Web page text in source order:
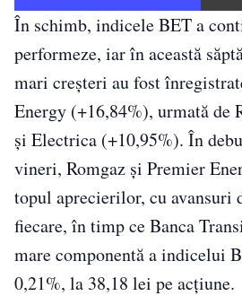
În schimb, indicele BET a
performeze, iar în această
mari creșteri au fost
Energy (+16,84%), urmată de
și Electrica (+10,95%). În
vineri, Romgaz și Premier
topul aprecierilor, cu avansuri
fiecare, în timp ce Banca
mare componentă a indicelui
0,21%, la 38,18 lei pe acțiune.